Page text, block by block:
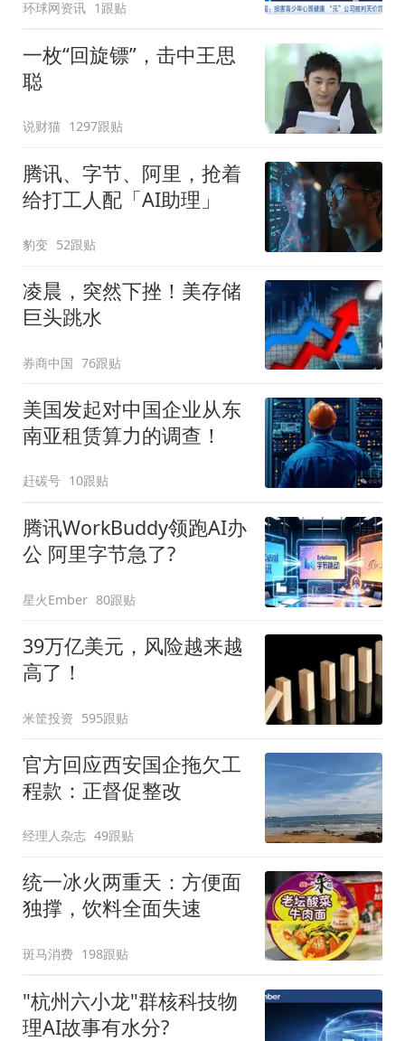
环球网资讯 1跟贴
一枚“回旋镖”，击中王思
聪
说财猫 1297跟贴
腾讯、字节、阿里，抢着
给打工人配「AI助理」
豹变 52跟贴
凌晨，突然下挫！美存储
巨头跳水
券商中国 76跟贴
美国发起对中国企业从东
南亚租赁算力的调查！
赶碳号 10跟贴
腾讯WorkBuddy领跑AI办
公 阿里字节急了?
星火Ember 80跟贴
39万亿美元，风险越来越
高了！
米筐投资 595跟贴
官方回应西安国企拖欠工
程款：正督促整改
经理人杂志 49跟贴
统一冰火两重天：方便面
独撑，饮料全面失速
斑马消费 198跟贴
"杭州六小龙"群核科技物
理AI故事有水分?